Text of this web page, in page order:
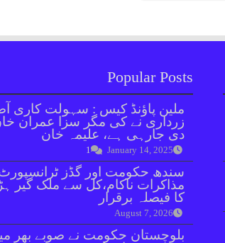
Popular Posts
ملین پاؤنڈ کیس : سہولت کاری
زرداری نے کی مگر سزا عمران
دی جارہی ہے، علیمہ خان
January 14, 2025
1
سندھ حکومت اور گڈز
مذاکرات ناکام،کل سے ملک گیر
کا فیصلہ برقرار
August 7, 2026
بلوچستان حکومت نے صوبے بھر